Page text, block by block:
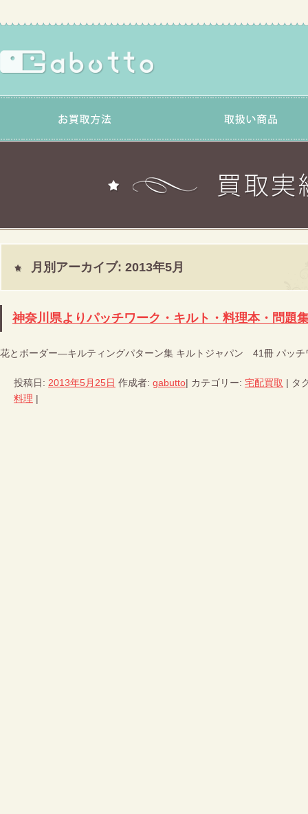
月別アーカイブ: 2013年5月
神奈川県よりパッチワーク・キルト・料理本・問題
花とボーダー―キルティングパターン集 キルトジャパン 41冊 パッ
投稿日: 2013年5月25日 作成者: gabutto| カテゴリー: 宅配買取 | タ
料理 |